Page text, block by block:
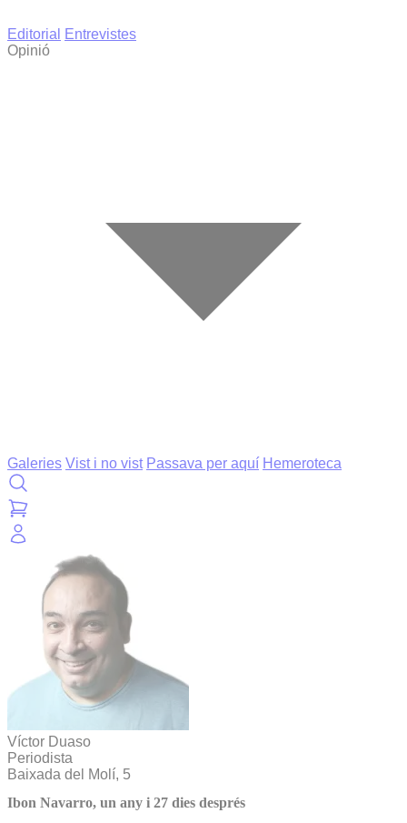
Editorial
Entrevistes
Opinió
Galeries Vist i no vist Passava per aquí Hemeroteca
Víctor Duaso
Periodista
Baixada del Molí, 5
Ibon Navarro, un any i 27 dies després